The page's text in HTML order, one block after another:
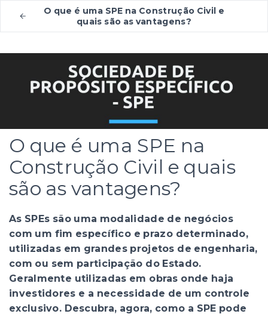
O que é uma SPE na Construção Civil e
quais são as vantagens?
O que é uma SPE na
Construção Civil e quais
são as vantagens?
As SPEs são uma modalidade de negócios
com um fim específico e prazo determinado,
utilizadas em grandes projetos de engenharia,
com ou sem participação do Estado.
Geralmente utilizadas em obras onde haja
investidores e a necessidade de um controle
exclusivo. Descubra, agora, como a SPE pode